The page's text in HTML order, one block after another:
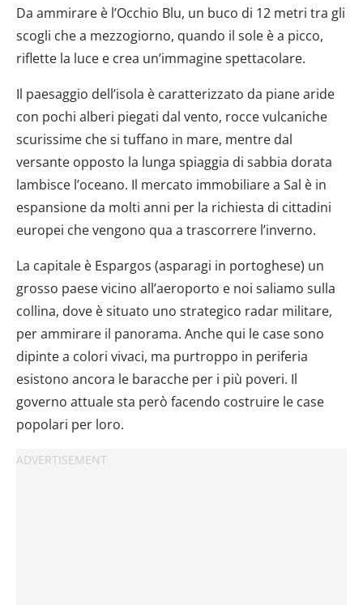
Da ammirare è l’Occhio Blu, un buco di 12 metri tra gli
scogli che a mezzogiorno, quando il sole è a picco,
riflette la luce e crea un’immagine spettacolare.
Il paesaggio dell’isola è caratterizzato da piane aride
con pochi alberi piegati dal vento, rocce vulcaniche
scurissime che si tuffano in mare, mentre dal
versante opposto la lunga spiaggia di sabbia dorata
lambisce l’oceano. Il mercato immobiliare a Sal è in
espansione da molti anni per la richiesta di cittadini
europei che vengono qua a trascorrere l’inverno.
La capitale è Espargos (asparagi in portoghese) un
grosso paese vicino all’aeroporto e noi saliamo sulla
collina, dove è situato uno strategico radar militare,
per ammirare il panorama. Anche qui le case sono
dipinte a colori vivaci, ma purtroppo in periferia
esistono ancora le baracche per i più poveri. Il
governo attuale sta però facendo costruire le case
popolari per loro.